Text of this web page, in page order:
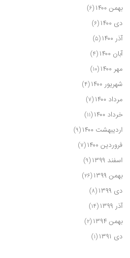
بهمن ۱۴۰۰ (۶)
دی ۱۴۰۰ (۶)
آذر ۱۴۰۰ (۵)
آبان ۱۴۰۰ (۴)
مهر ۱۴۰۰ (۱۰)
شهریور ۱۴۰۰ (۴)
مرداد ۱۴۰۰ (۷)
خرداد ۱۴۰۰ (۱۱)
اردیبهشت ۱۴۰۰ (۹)
فروردین ۱۴۰۰ (۷)
اسفند ۱۳۹۹ (۹)
بهمن ۱۳۹۹ (۲۶)
دی ۱۳۹۹ (۸)
آذر ۱۳۹۹ (۱۴)
بهمن ۱۳۹۴ (۲)
دی ۱۳۹۱ (۱)